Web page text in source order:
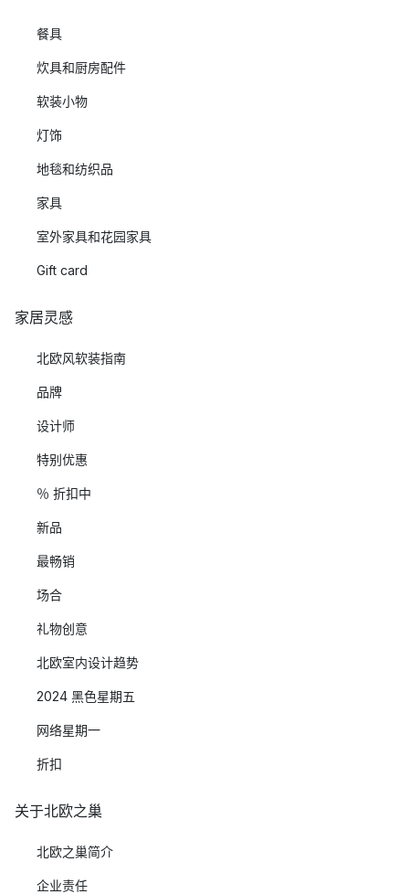
餐具
炊具和厨房配件
软装小物
灯饰
地毯和纺织品
家具
室外家具和花园家具
Gift card
家居灵感
北欧风软装指南
品牌
设计师
特别优惠
％ 折扣中
新品
最畅销
场合
礼物创意
北欧室内设计趋势
2024 黑色星期五
网络星期一
折扣
关于北欧之巢
北欧之巢简介
企业责任